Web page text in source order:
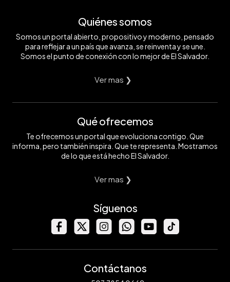
Quiénes somos
Somos un portal abierto, propositivo y moderno, pensado
para reflejar a un país que avanza, se reinventa y se une.
Somos el punto de conexión con lo mejor de El Salvador.
Ver mas ❯
Qué ofrecemos
Te ofrecemos un portal que evoluciona contigo. Que
informa, pero también inspira. Que te representa. Mostramos
de lo que está hecho El Salvador.
Ver mas ❯
Síguenos
Contáctanos